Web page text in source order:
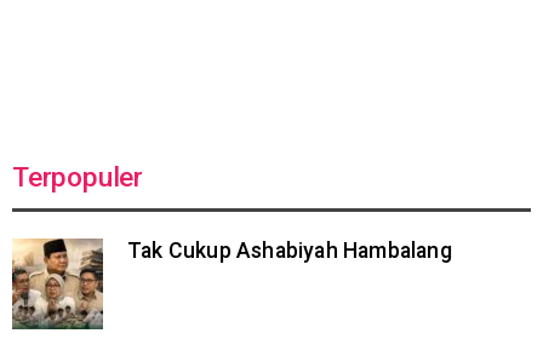
Terpopuler
Tak Cukup Ashabiyah Hambalang